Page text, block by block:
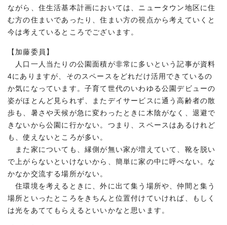
ながら、住生活基本計画においては、ニュータウン地区に住
む方の住まいであったり、住まい方の視点から考えていくと
今は考えているところでございます。
【加藤委員】
人口一人当たりの公園面積が非常に多いという記事が資料
4にありますが、そのスペースをどれだけ活用できているの
か気になっています。子育て世代のいわゆる公園デビューの
姿がほとんど見られず、またデイサービスに通う高齢者の散
歩も、暑さや天候が急に変わったときに木陰がなく、退避で
きないから公園に行かない。つまり、スペースはあるけれど
も、使えないところが多い。
また家についても、縁側が無い家が増えていて、靴を脱い
で上がらないといけないから、簡単に家の中に呼べない。な
かなか交流する場所がない。
住環境を考えるときに、外に出て集う場所や、仲間と集う
場所といったところをきちんと位置付けていければ、もしく
は光をあててもらえるといいかなと思います。